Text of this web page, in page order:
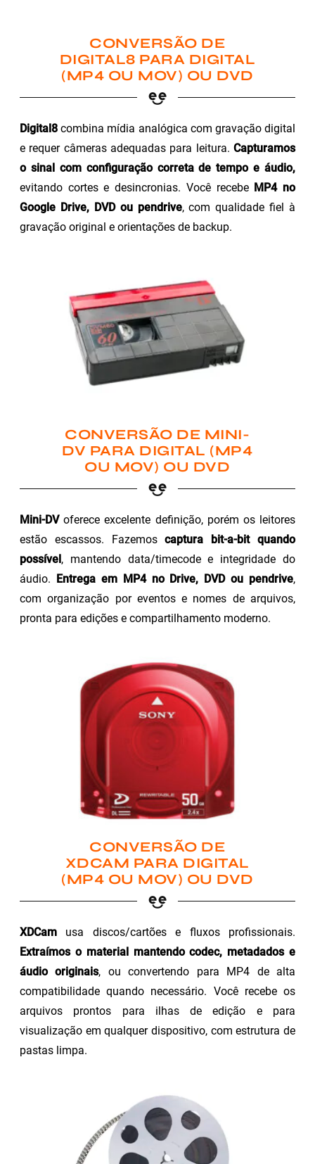
CONVERSÃO DE
DIGITAL8 PARA DIGITAL
(MP4 OU MOV) OU DVD
Digital8 combina mídia analógica com gravação digital
e requer câmeras adequadas para leitura. Capturamos
o sinal com configuração correta de tempo e áudio,
evitando cortes e desincronias. Você recebe MP4 no
Google Drive, DVD ou pendrive, com qualidade fiel à
gravação original e orientações de backup.
CONVERSÃO DE MINI-
DV PARA DIGITAL (MP4
OU MOV) OU DVD
Mini-DVoferece excelente definição, porém os leitores
estão escassos. Fazemoscaptura bit-a-bit quando
possível, mantendo data/timecode e integridade do
áudio. Entrega em MP4 no Drive, DVD ou pendrive,
com organização por eventos e nomes de arquivos,
pronta para edições e compartilhamento moderno.
CONVERSÃO DE
XDCAM PARA DIGITAL
(MP4 OU MOV) OU DVD
XDCam usa discos/cartões e fluxos profissionais.
Extraímos o material mantendo codec, metadados e
áudio originais, ou convertendo para MP4 de alta
compatibilidade quando necessário. Você recebe os
arquivos prontos para ilhas de edição e para
visualização em qualquer dispositivo, com estrutura de
pastas limpa.